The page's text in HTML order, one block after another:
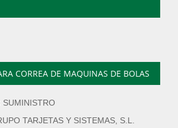
CORREA DE MAQUINAS DE BOLAS
SUMINISTRO
TARJETAS Y SISTEMAS, S.L.